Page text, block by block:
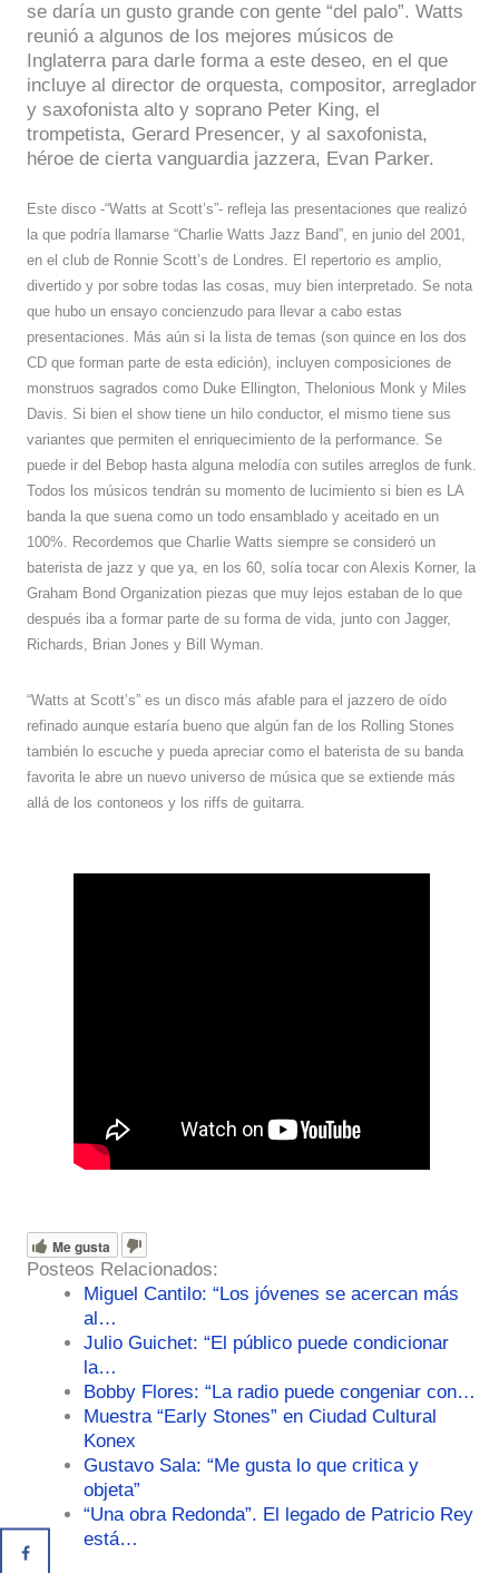
se daría un gusto grande con gente “del palo”. Watts
reunió a algunos de los mejores músicos de
Inglaterra para darle forma a este deseo, en el que
incluye al director de orquesta, compositor, arreglador
y saxofonista alto y soprano Peter King, el
trompetista, Gerard Presencer, y al saxofonista,
héroe de cierta vanguardia jazzera, Evan Parker.
Este disco -“Watts at Scott’s”- refleja las presentaciones que realizó
la que podría llamarse “Charlie Watts Jazz Band”, en junio del 2001,
en el club de Ronnie Scott’s de Londres. El repertorio es amplio,
divertido y por sobre todas las cosas, muy bien interpretado. Se nota
que hubo un ensayo concienzudo para llevar a cabo estas
presentaciones. Más aún si la lista de temas (son quince en los dos
CD que forman parte de esta edición), incluyen composiciones de
monstruos sagrados como Duke Ellington, Thelonious Monk y Miles
Davis. Si bien el show tiene un hilo conductor, el mismo tiene sus
variantes que permiten el enriquecimiento de la performance. Se
puede ir del Bebop hasta alguna melodía con sutiles arreglos de funk.
Todos los músicos tendrán su momento de lucimiento si bien es LA
banda la que suena como un todo ensamblado y aceitado en un
100%. Recordemos que Charlie Watts siempre se consideró un
baterista de jazz y que ya, en los 60, solía tocar con Alexis Korner, la
Graham Bond Organization piezas que muy lejos estaban de lo que
después iba a formar parte de su forma de vida, junto con Jagger,
Richards, Brian Jones y Bill Wyman.
“Watts at Scott’s” es un disco más afable para el jazzero de oído
refinado aunque estaría bueno que algún fan de los Rolling Stones
también lo escuche y pueda apreciar como el baterista de su banda
favorita le abre un nuevo universo de música que se extiende más
allá de los contoneos y los riffs de guitarra.
Me gusta
Posteos Relacionados:
Miguel Cantilo: “Los jóvenes se acercan más
al…
Julio Guichet: “El público puede condicionar
la…
Bobby Flores: “La radio puede congeniar con…
Muestra “Early Stones” en Ciudad Cultural
Konex
Gustavo Sala: “Me gusta lo que critica y
objeta”
“Una obra Redonda”. El legado de Patricio Rey
está…